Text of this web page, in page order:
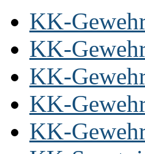
KK-
KK-
KK-
KK-
KK-